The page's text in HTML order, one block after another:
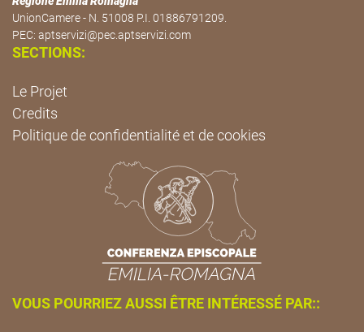
UnionCamere - N. 51008 P.I. 01886791209.
PEC: aptservizi@pec.aptservizi.com
SECTIONS:
Le Projet
Credits
Politique de confidentialité et de cookies
VOUS POURRIEZ AUSSI ÊTRE INTÉRESSÉ PAR::